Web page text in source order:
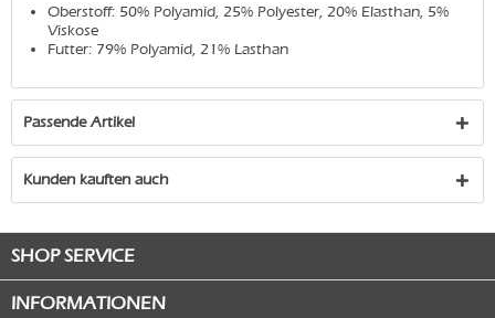
Oberstoff: 50% Polyamid, 25% Polyester, 20% Elasthan, 5%
Viskose
Futter: 79% Polyamid, 21% Lasthan
Passende Artikel
Kunden kauften auch
SHOP SERVICE
INFORMATIONEN